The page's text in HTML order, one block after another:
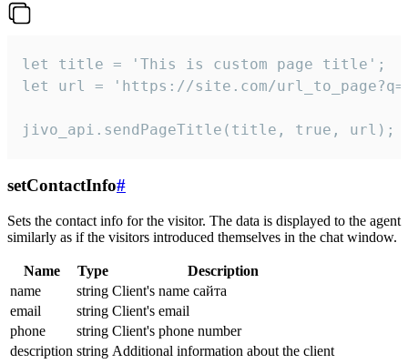
let title = 'This is custom page title';
let url = 'https://site.com/
jivo_api.sendPageTitle(title, true, url);
setContactInfo#
Sets the contact info for the visitor. The data is displayed to the agent
similarly as if the visitors introduced themselves in the chat window.
Name Type
Description
name
string Client's name сайта
email
string Client's email
phone
string Client's phone number
description string Additional information about the client